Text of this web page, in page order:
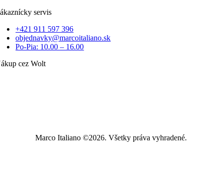
servis
+421 911 597 396
objednavky@marcoitaliano.sk
Po-Pia: 10.00 – 16.00
cez Wolt
Marco Italiano ©2026. Všetky práva vyhradené.